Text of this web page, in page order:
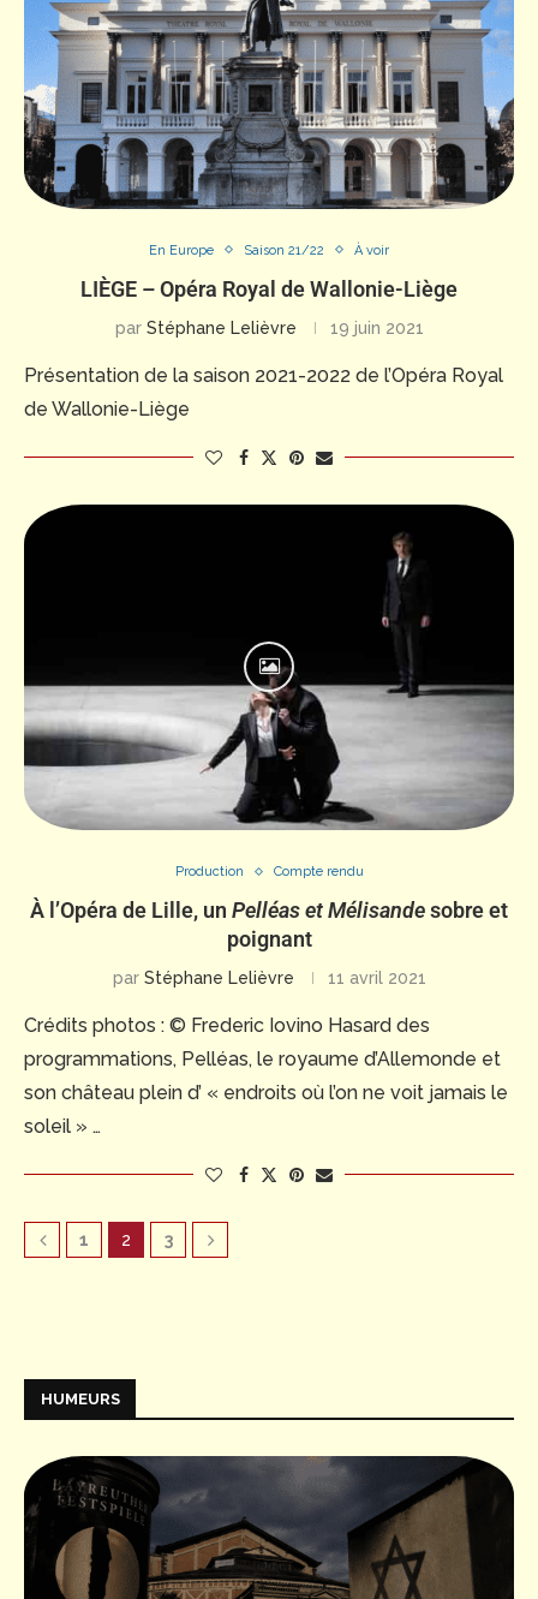
En Europe Saison 21/22 À voir
LIÈGE – Opéra Royal de Wallonie-Liège
par Stéphane Lelièvre 19 juin 2021
Présentation de la saison 2021-2022 de l’Opéra Royal
de Wallonie-Liège
Production Compte rendu
À l’Opéra de Lille, un Pelléas et Mélisandesobre et
poignant
par Stéphane Lelièvre 11 avril 2021
Crédits photos : © Frederic Iovino Hasard des
programmations, Pelléas, le royaume d’Allemonde et
son château plein d’ « endroits où l’on ne voit jamais le
soleil » …
1 2 3
HUMEURS